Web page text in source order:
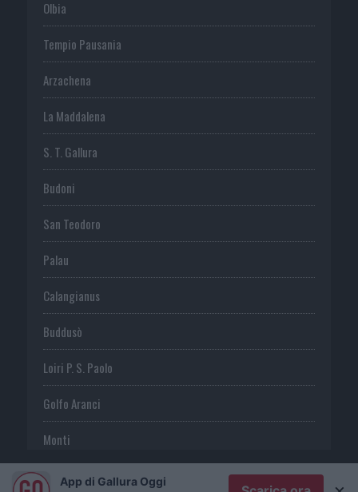
Olbia
Tempio Pausania
Arzachena
La Maddalena
S. T. Gallura
Budoni
San Teodoro
Palau
Calangianus
Buddusò
Loiri P. S. Paolo
Golfo Aranci
Monti
TeltiApp di Gallura Oggi